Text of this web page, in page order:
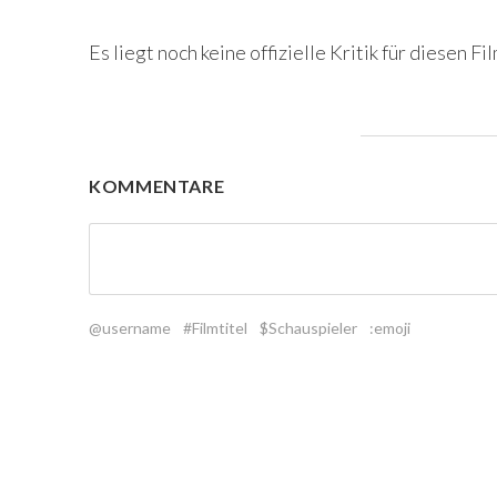
Es liegt noch keine offizielle Kritik für diesen
KOMMENTARE
@username #Filmtitel $Schauspieler :emoji